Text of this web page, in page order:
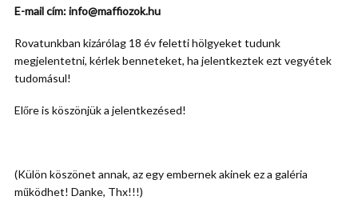
E-mail cím: info@maffiozok.hu
Rovatunkban kizárólag 18 év feletti hölgyeket tudunk
megjelentetni, kérlek benneteket, ha jelentkeztek ezt vegyétek
tudomásul!
Előre is köszönjük a jelentkezésed!
(Külön köszönet annak, az egy embernek akinek ez a galéria
működhet! Danke, Thx!!!)